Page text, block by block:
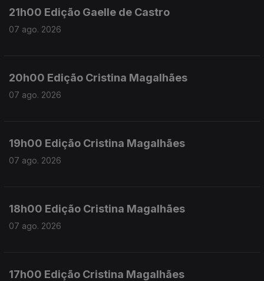
21h00 Edição Gaelle de Castro
07 ago. 2026
20h00 Edição Cristina Magalhães
07 ago. 2026
19h00 Edição Cristina Magalhães
07 ago. 2026
18h00 Edição Cristina Magalhães
07 ago. 2026
17h00 Edição Cristina Magalhães